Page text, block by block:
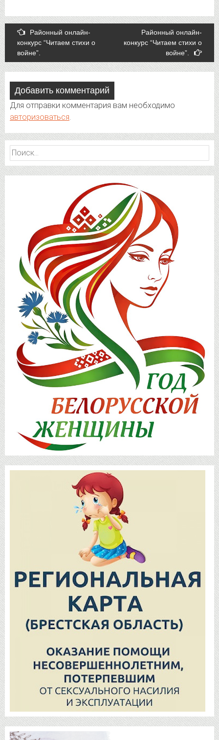
Post
navigation
Районный онлайн-
конкурс “Читаем стихи о
войне”.
Районный онлайн-
конкурс “Читаем стихи о
войне”.
Добавить комментарий
Для отправки комментария вам необходимо
авторизоваться.
Найти: